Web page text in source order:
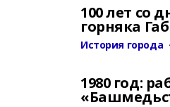
100 лет со
горняка
История города
1980 год: